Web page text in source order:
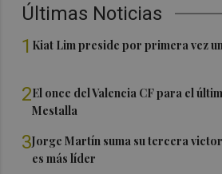
Últimas Noticias
1 Kiat Lim preside por primera vez
2El once del Valencia CF para el
Mestalla
3Jorge Martín suma su tercera
es más líder